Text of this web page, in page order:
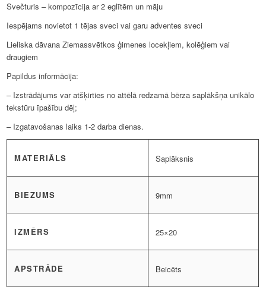
Svečturis – kompozīcija ar 2 eglītēm un māju
Iespējams novietot 1 tējas sveci vai garu adventes sveci
Lieliska dāvana Ziemassvētkos ģimenes locekļiem, kolēģiem vai
draugiem
Papildus informācija:
– Izstrādājums var atšķirties no attēlā redzamā bērza saplākšņa unikālo
tekstūru īpašību dēļ;
– Izgatavošanas laiks 1-2 darba dienas.
MATERIĀLS Saplāksnis
BIEZUMS 9mm
IZMĒRS 25×20
APSTRĀDE Beicēts